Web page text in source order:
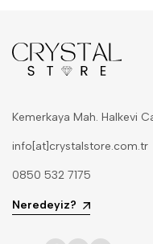
Kemerkaya Mah. Halkevi
info[at]crystalstore.com.tr
0850 532 7175
Neredeyiz?